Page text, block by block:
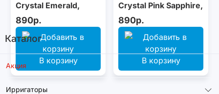
Каталог
Акция
Ирригаторы
Crystal Emerald,
Sapphire
890р.
В корзину
Crystal Pink Sapphire,
Amethys
890р.
В корзину